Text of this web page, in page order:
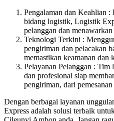
Pengalaman dan Keahlian :
bidang logistik, Logistik
pelanggan dan
Teknologi Terkini :
pengiriman dan pelacakan
memastikan keamanan dan
Pelayanan Pelanggan : Tim
dan profesional siap
pengiriman, dari
Dengan berbagai layanan
Express adalah solusi terbaik